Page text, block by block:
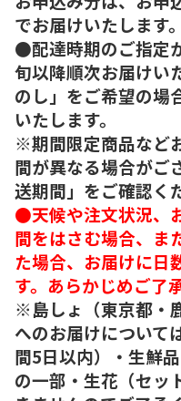
でお届けいたします。
●配達時期のご指定
旬以降順次お届けい
のし」をご希望の場
いたします。
※期間限定商品など
間が異なる場合がご
送期間」をご確認く
●天候や注文状況、
間をはさむ場合、ま
た場合、お届けに日
す。あらかじめご了
※島しょ（東京都・
へのお届けについて
間5日以内）・生鮮
の一部・生花（セッ